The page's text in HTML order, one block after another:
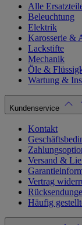
Alle
Beleuchtung
Elektrik
Karosserie &
Lackstifte
Mechanik
Öle &
Wartung &
Kundenservice
Kontakt
Versand &
Vertrag
Häufig